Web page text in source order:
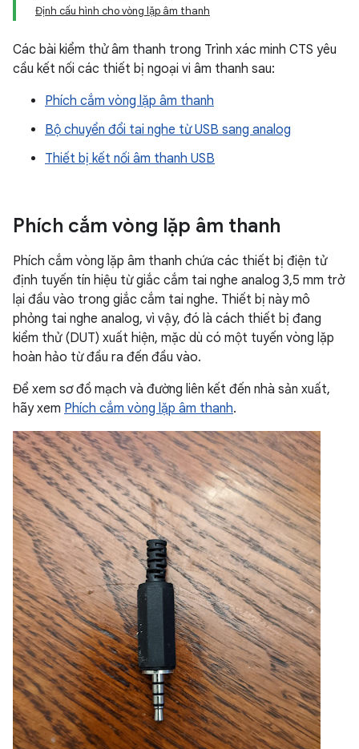
Định cấu hình cho vòng lặp âm thanh
Các bài kiểm thử âm thanh trong Trình xác minh CTS yêu
cầu kết nối các thiết bị ngoại vi âm thanh sau:
Phích cắm vòng lặp âm thanh
Bộ chuyển đổi tai nghe từ USB sang analog
Thiết bị kết nối âm thanh USB
Phích cắm vòng lặp âm thanh
Phích cắm vòng lặp âm thanh chứa các thiết bị điện tử
định tuyến tín hiệu từ giắc cắm tai nghe analog 3,5 mm trở
lại đầu vào trong giắc cắm tai nghe. Thiết bị này mô
phỏng tai nghe analog, vì vậy, đó là cách thiết bị đang
kiểm thử (DUT) xuất hiện, mặc dù có một tuyến vòng lặp
hoàn hảo từ đầu ra đến đầu vào.
Để xem sơ đồ mạch và đường liên kết đến nhà sản xuất,
hãy xem Phích cắm vòng lặp âm thanh.